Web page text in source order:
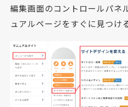
編集画面のコントロールパネ
ュアルページをすぐに見つけ